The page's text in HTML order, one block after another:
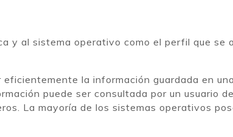
y al sistema operativo como el perfil que se
la información guardada en una
puede ser consultada por un usuario
La mayoría de los sistemas operativos